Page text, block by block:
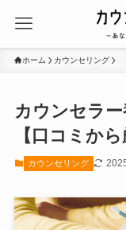
ホーム カウンセリング
カウンセラ
【口コミから
カウンセリング